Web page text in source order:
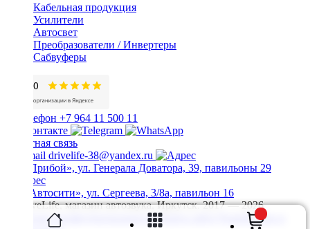
Кабельная продукция
Усилители
Автосвет
Преобразователи / Инвертеры
Сабвуферы
+7 964 11 500 11
Обратная связь
drivelife-38@yandex.ru
ТЦ «Прибой», ул. Генерала Доватора, 39, павильоны 29
ТЦ «Автосити», ул. Сергеева, 3/8а, павильон 16
© DriveLife, магазин автозвука, Иркутск. 2017 — 2026
Политика конфиденциальности Карта сайта
Разработано в